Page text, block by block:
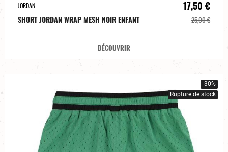
JORDAN
SHORT JORDAN WRAP MESH NOIR ENFANT
17,50 €
25,00 €
DÉCOUVRIR
-30%
Rupture de stock